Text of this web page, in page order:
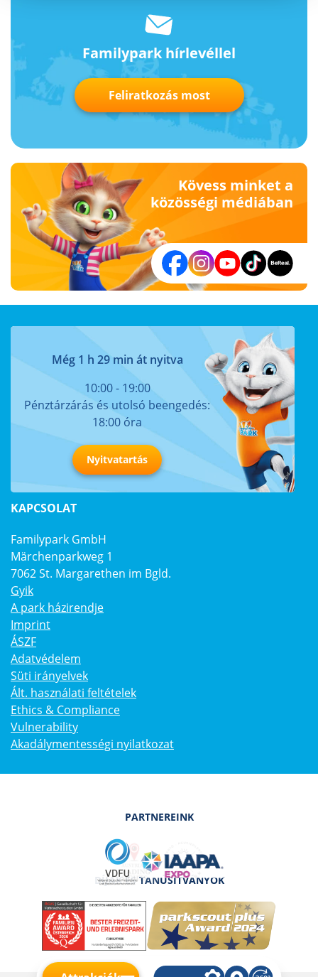
Familypark hírlevéllel
Feliratkozás most
Kövess minket a
közösségi médiában
Még 1 h 29 min át nyitva
10:00 - 19:00
Pénztárzárás és utolsó beengedés:
18:00 óra
Nyitvatartás
KAPCSOLAT
Familypark GmbH
Märchenparkweg 1
7062 St. Margarethen im Bgld.
Gyik
A park házirendje
Imprint
ÁSZF
Adatvédelem
Süti irányelvek
Ált. használati feltételek
Ethics & Compliance
Vulnerability
Akadálymentességi nyilatkozat
PARTNEREINK
DÍJAK ÉS TANÚSÍTVÁNYOK